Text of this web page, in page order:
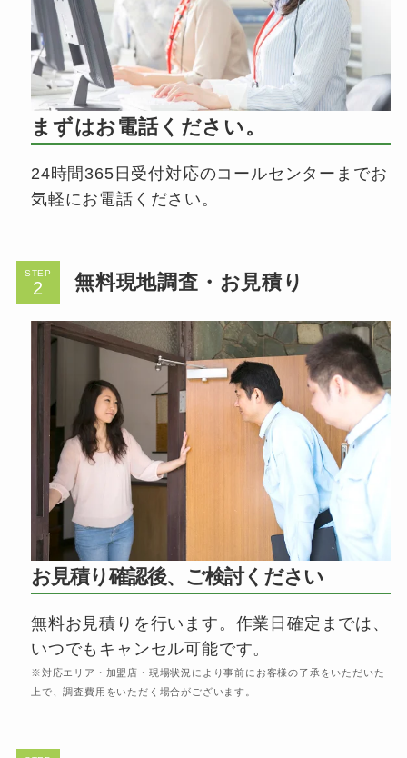
まずはお電話ください。
24時間365日受付対応のコールセンターまでお
気軽にお電話ください。
STEP 無料現地調査・お見積り
お見積り確認後、ご検討ください
無料お見積りを行います。作業日確定までは、
いつでもキャンセル可能です。
※対応エリア・加盟店・現場状況により事前にお客様の了承をいただいた
上で、調査費用をいただく場合がございます。